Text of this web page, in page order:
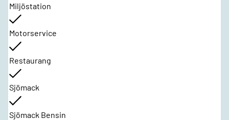
Miljöstation
Motorservice
Restaurang
Sjömack
Sjömack Bensin